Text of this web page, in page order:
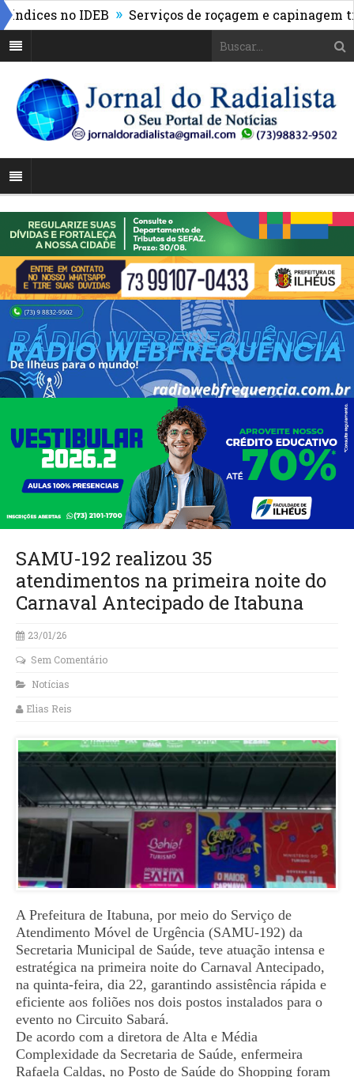
no IDEB » Serviços de roçagem e capinagem
SAMU-192 realizou 35
atendimentos na primeira noite do
Carnaval Antecipado de Itabuna
23/01/26
Sem Comentário
Notícias
Elias Reis
A Prefeitura de Itabuna, por meio do Serviço de
Atendimento Móvel de Urgência (SAMU-192) da
Secretaria Municipal de Saúde, teve atuação intensa e
estratégica na primeira noite do Carnaval Antecipado,
na quinta-feira, dia 22, garantindo assistência rápida e
eficiente aos foliões nos dois postos instalados para o
evento no Circuito Sabará.
De acordo com a diretora de Alta e Média
Complexidade da Secretaria de Saúde, enfermeira
Rafaela Caldas, no Posto de Saúde do Shopping foram